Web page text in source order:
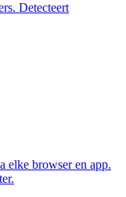
Detecteert
elke browser en app.